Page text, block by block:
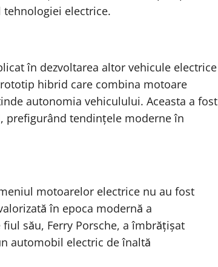
electrice.
în dezvoltarea altor vehicule electrice
hibrid care combina motoare
autonomia vehiculului. Aceasta a fost
prefigurând tendințele moderne în
motoarelor electrice nu au fost
în epoca modernă a
său, Ferry Porsche, a îmbrățișat
automobil electric de înaltă